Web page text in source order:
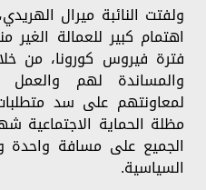
ولفتت النائبة ميرال
اهتمام كبير للعمالة الغير
فترة فيروس كورونا، من
والمساندة لهم
لمعاونتهم على سد
مظلة الحماية
الجميع على مسافة واحدة
السياسية.